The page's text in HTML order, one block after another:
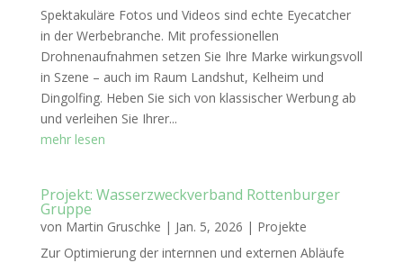
Spektakuläre Fotos und Videos sind echte Eyecatcher
in der Werbebranche. Mit professionellen
Drohnenaufnahmen setzen Sie Ihre Marke wirkungsvoll
in Szene – auch im Raum Landshut, Kelheim und
Dingolfing. Heben Sie sich von klassischer Werbung ab
und verleihen Sie Ihrer...
mehr lesen
Projekt: Wasserzweckverband Rottenburger
Gruppe
von Martin Gruschke | Jan. 5, 2026 | Projekte
Zur Optimierung der internnen und externen Abläufe